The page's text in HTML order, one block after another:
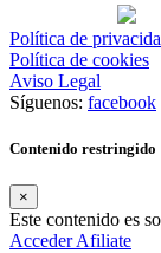
Política de
Política de cookies
Aviso Legal
Síguenos: facebook
Contenido restringido
×
Este contenido es
AccederAfiliate